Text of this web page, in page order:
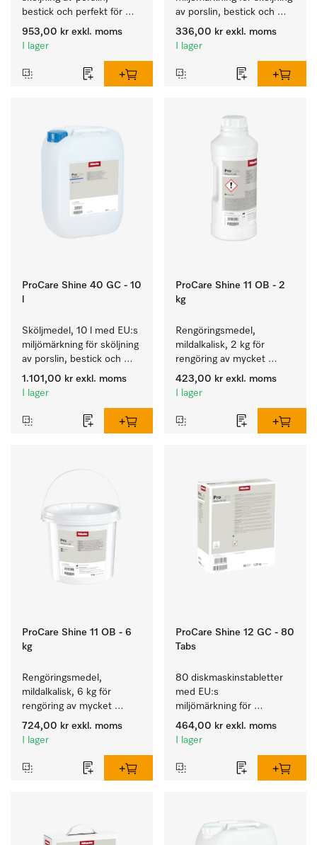
bestick och perfekt för
glas.
953,00 kr exkl. moms
I lager
av porslin, bestick och
glas.
336,00 kr exkl. moms
I lager
ProCare Shine 40 GC - 10
Sköljmedel, 10 l med EU:s
miljömärkning för sköljning
av porslin, bestick och
glas.
1.101,00 kr exkl. moms
I lager
ProCare Shine 11 OB - 2
kg
Rengöringsmedel,
mildalkalisk, 2 kg för
rengöring av mycket
smutsigt porslin, bestick
och glas.
423,00 kr exkl. moms
I lager
ProCare Shine 11 OB - 6
kg
Rengöringsmedel,
mildalkalisk, 6 kg för
rengöring av mycket
smutsigt porslin, bestick
och glas.
724,00 kr exkl. moms
I lager
ProCare Shine 12 GC - 80
Tabs
80 diskmaskinstabletter
med EU:s
miljömärkning för
rengöring av mycket
smutsigt porslin, bestick
464,00 kr exkl. moms
I lager